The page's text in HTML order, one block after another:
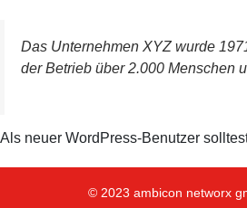
Das Unternehmen XYZ wurde
der Betrieb über 2.000 Menschen
Als neuer WordPress-Benutzer
© 2023 ambicon networx